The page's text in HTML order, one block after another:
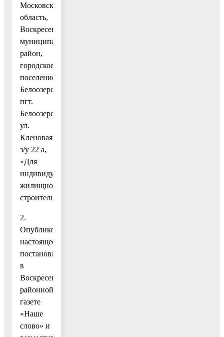
Московская
область,
Воскресенский
муниципальный
район,
городское
поселение
Белоозерский,
пгт.
Белоозерский,
ул.
Кленовая,
з/у 22 а,
«Для
индивидуального
жилищного
строительства».
2.
Опубликовать
настоящее
постановление
в
Воскресенской
районной
газете
«Наше
слово» и